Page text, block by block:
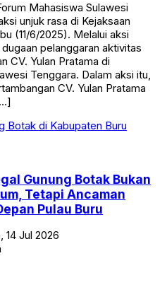
Mahasiswa Sulawesi
unjuk rasa di Kejaksaan
(11/6/2025). Melalui aksi
pelanggaran aktivitas
CV. Yulan Pratama di
Tenggara. Dalam aksi itu,
CV. Yulan Pratama
Gunung Botak Bukan
Tetapi Ancaman
Pulau Buru
14 Jul 2026